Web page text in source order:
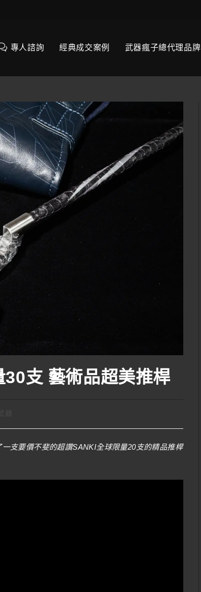
專人諮詢 經典成交案例 武器瘋子總代理品牌
支 藝術品超美推桿
支要價不斐的超讚SANKI全球限量20支的精品推桿